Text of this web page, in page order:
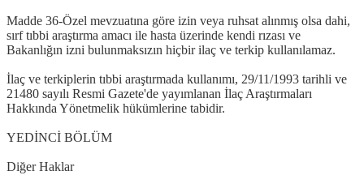
Madde 36-Özel mevzuatına göre izin veya ruhsat alınmış olsa dahi,
sırf tıbbi araştırma amacı ile hasta üzerinde kendi rızası ve
Bakanlığın izni bulunmaksızın hiçbir ilaç ve terkip kullanılamaz.
İlaç ve terkiplerin tıbbi araştırmada kullanımı, 29/11/1993 tarihli ve
21480 sayılı Resmi Gazete'de yayımlanan İlaç Araştırmaları
Hakkında Yönetmelik hükümlerine tabidir.
YEDİNCİ BÖLÜM
Diğer Haklar